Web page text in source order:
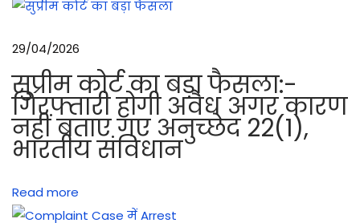
चा
ए
B
N
S
S
0
2
29/04/2026
सुप्रीम कोर्ट का बड़ा फैसला:-
गिरफ्तारी होगी अवैध अगर कारण
नहीं बताए गए अनुच्छेद 22(1),
भारतीय संविधान
Read more